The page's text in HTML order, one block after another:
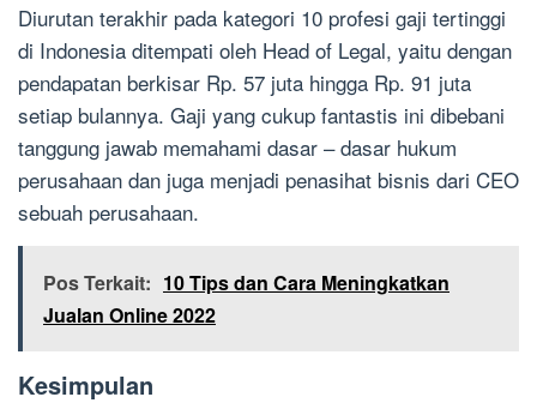
Diurutan terakhir pada kategori 10 profesi gaji tertinggi
di Indonesia ditempati oleh Head of Legal, yaitu dengan
pendapatan berkisar Rp. 57 juta hingga Rp. 91 juta
setiap bulannya. Gaji yang cukup fantastis ini dibebani
tanggung jawab memahami dasar – dasar hukum
perusahaan dan juga menjadi penasihat bisnis dari CEO
sebuah perusahaan.
Pos Terkait: 10 Tips dan Cara Meningkatkan
Jualan Online 2022
Kesimpulan